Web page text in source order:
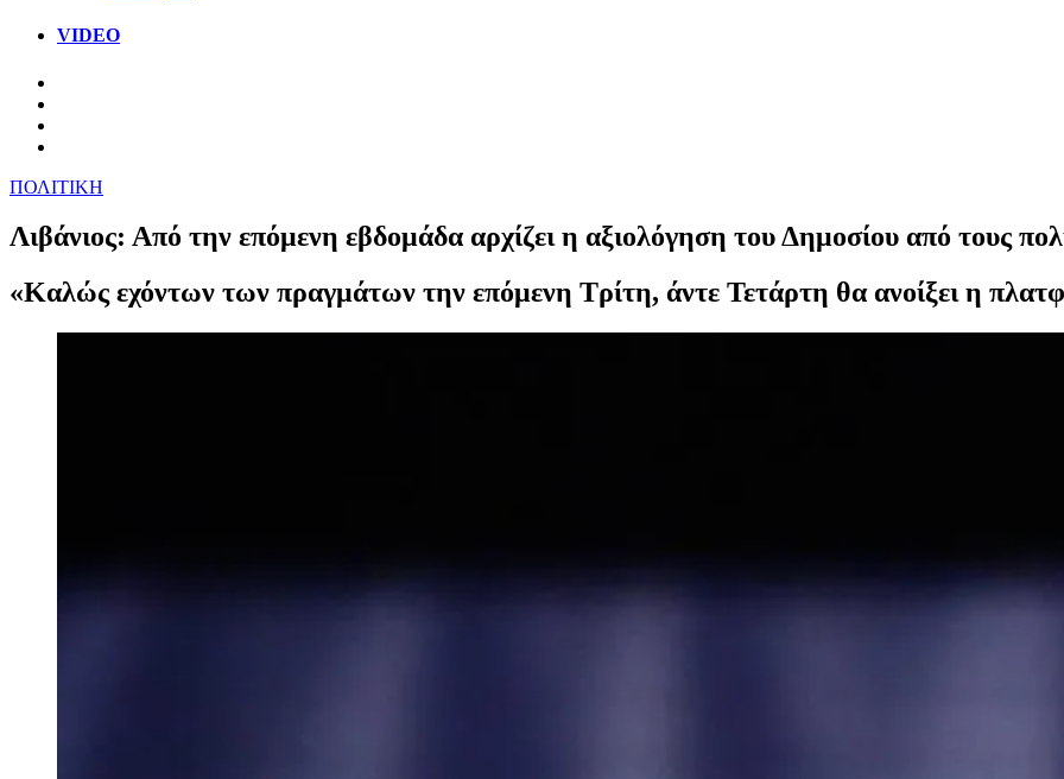
VIDEO
ΠΟΛΙΤΙΚΗ
Λιβάνιος: Από την επόμενη εβδομάδα αρχίζει η αξιολόγηση του Δημοσίου από τους
«Καλώς εχόντων των πραγμάτων την επόμενη Τρίτη, άντε Τετάρτη θα ανοίξει η